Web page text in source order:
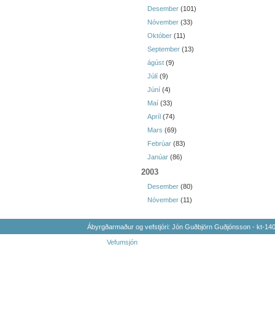
Desember (101)
Nóvember (33)
Október (11)
September (13)
ágúst (9)
Júlí (9)
Júní (4)
Maí (33)
Apríl (74)
Mars (69)
Febrúar (83)
Janúar (86)
2003
Desember (80)
Nóvember (11)
Ábyrgðarmaður og vefstjóri: Jón Guðbjörn Guðjónsson - kt-
Vefumsjón